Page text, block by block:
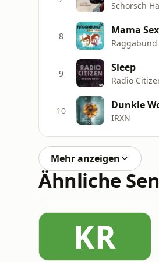
Schorsch
8 Mama
Raggabund
9 Sleep
Radio
10 Dunkle
IRXN
Mehr anzeigen
Ähnliche
KR